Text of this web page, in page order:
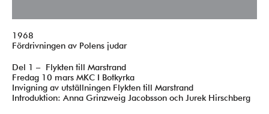
1968
Fördrivningen av Polens judar
Del 1 – Flykten till Marstrand
Fredag 10 mars MKC I Botkyrka
Invigning av utställningen Flykten till Marstrand
Introduktion: Anna Grinzweig Jacobsson och Jurek Hirschberg